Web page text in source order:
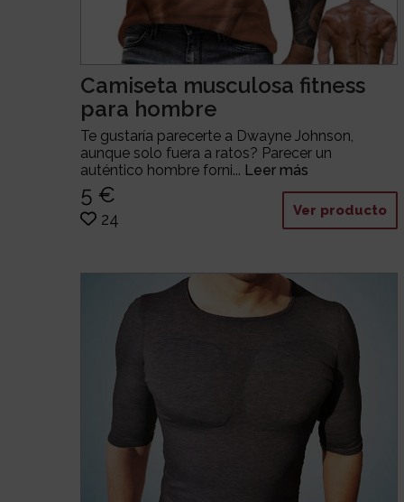
Camiseta musculosa fitness
para hombre
Te gustaría parecerte a Dwayne Johnson,
aunque solo fuera a ratos? Parecer un
auténtico hombre forni... Leer más
5 €
24 Ver producto